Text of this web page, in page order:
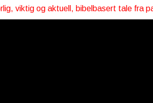
viktig og aktuell, bibelbasert tale fra